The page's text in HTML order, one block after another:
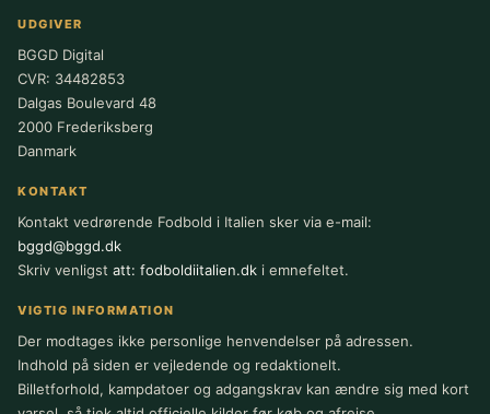
UDGIVER
BGGD Digital
CVR: 34482853
Dalgas Boulevard 48
2000 Frederiksberg
Danmark
KONTAKT
Kontakt vedrørende Fodbold i Italien sker via e-mail:
bggd@bggd.dk
Skriv venligst att: fodboldiitalien.dk i emnefeltet.
VIGTIG INFORMATION
Der modtages ikke personlige henvendelser på adressen.
Indhold på siden er vejledende og redaktionelt.
Billetforhold, kampdatoer og adgangskrav kan ændre sig med kort